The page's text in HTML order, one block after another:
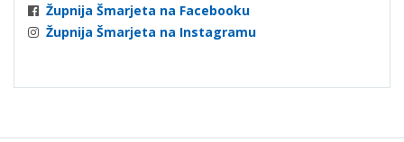
Župnija Šmarjeta na Facebooku
Župnija Šmarjeta na Instagramu